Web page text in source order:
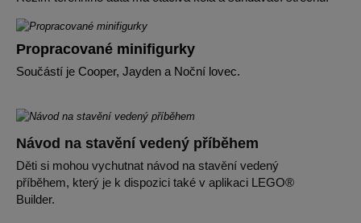
Propracované minifigurky
Součástí je Cooper, Jayden a Noční lovec.
Návod na stavění vedený příběhem
Děti si mohou vychutnat návod na stavění vedený
příběhem, který je k dispozici také v aplikaci LEGO®
Builder.